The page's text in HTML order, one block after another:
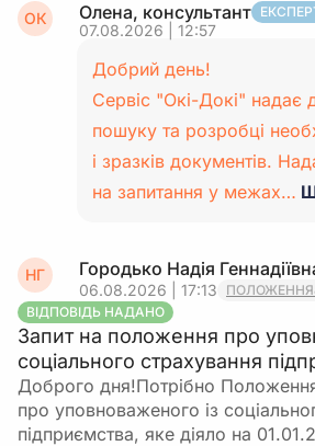
ОК Олена, консультант
07.08.2026 | 12:57
Добрий день!
Сервіс "Окі-Докі" надає
пошуку та розробці
і зразків документів.
на запитання у межах…
НГ Городько Надія
06.08.2026 | 17:13
ВІДПОВІДЬ НАДАНО
Запит на положення про
соціального страхування
Доброго дня!Потрібно
про уповноваженого із
підприємства, яке діяло на